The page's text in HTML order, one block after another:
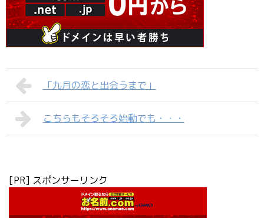
「九月の恋と出会うまで」
こちらもそろそろ始動でも・・・
[PR] スポンサーリンク